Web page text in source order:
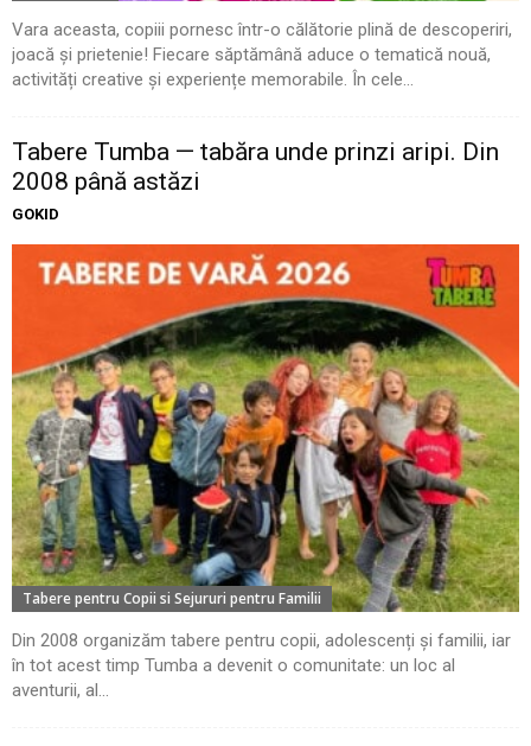
Vara aceasta, copiii pornesc într-o călătorie plină de descoperiri,
joacă și prietenie! Fiecare săptămână aduce o tematică nouă,
activități creative și experiențe memorabile. În cele...
Tabere Tumba — tabăra unde prinzi aripi. Din
2008 până astăzi
GOKID
Tabere pentru Copii si Sejururi pentru Familii
Din 2008 organizăm tabere pentru copii, adolescenți și familii, iar
în tot acest timp Tumba a devenit o comunitate: un loc al
aventurii, al...